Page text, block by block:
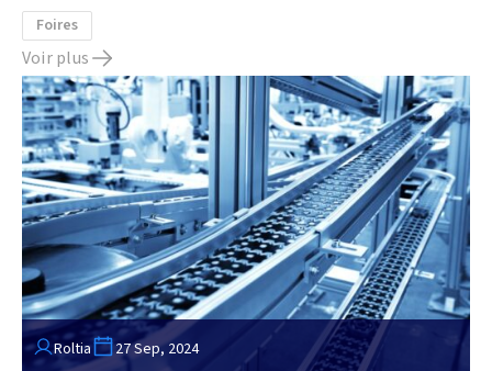
Foires
Voir plus
Roltia 27 Sep, 2024